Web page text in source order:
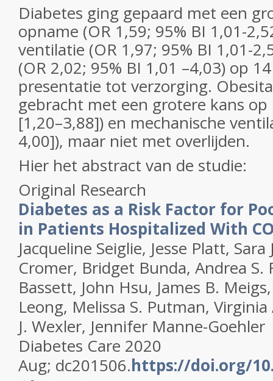
Diabetes ging gepaard met een
opname (OR 1,59; 95% BI 1,01-
ventilatie (OR 1,97; 95% BI 1,01-
(OR 2,02; 95% BI 1,01 –4,03) op
presentatie tot verzorging.
gebracht met een grotere kans op
[1,20–3,88]) en mechanische
4,00]), maar niet met overlijden.
Hier het abstract van de studie:
Original Research
Diabetes as a Risk Factor for
in Patients Hospitalized With
Jacqueline Seiglie, Jesse Platt, Sara
Cromer, Bridget Bunda, Andrea S.
Bassett, John Hsu, James B. Meigs
Leong, Melissa S. Putman,
J. Wexler, Jennifer Manne-Goehler
Diabetes Care 2020
Aug; dc201506.https://doi.org/